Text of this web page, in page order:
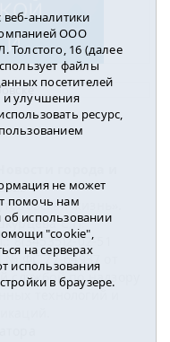
жизнь».
С.П.
8(34535)2-02-51
ФС 77-64937 от
службой по надзору
технологий и
веб-аналитики
ООО
Толстого, 16 (далее
файлы
посетителей
и улучшения
ресурс,
не может
помочь нам
использовании
"cookie",
на серверах
использования
в браузере.